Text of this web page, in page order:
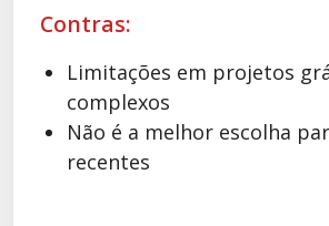
Contras:
Limitações em projetos
complexos
Não é a melhor escolha
recentes